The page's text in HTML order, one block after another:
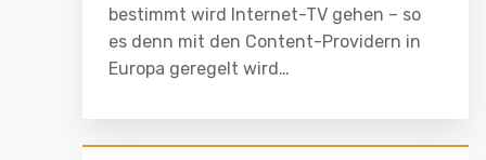
bestimmt wird Internet-TV gehen – so
es denn mit den Content-Providern in
Europa geregelt wird…